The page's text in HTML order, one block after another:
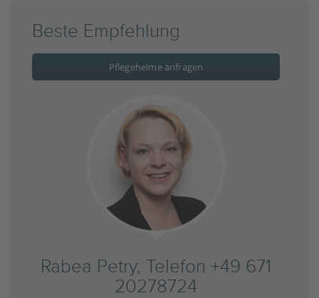
Beste Empfehlung
Pflegeheime anfragen
Rabea Petry, Telefon +49 671
20278724